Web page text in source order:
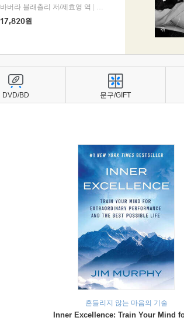
바버라 블래츨리 저/제효영 역
디플롯
17,820원
흔들리지 않는 마음의 기술
DVD/BD 문구/GIFT